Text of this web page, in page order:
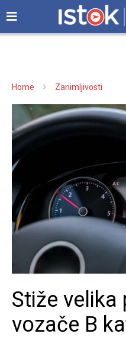
Home Zanimljivosti
Stiže velika
vozače B